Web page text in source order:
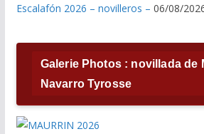
Escalafón 2026 – novilleros – 06/08/
Galerie Photos : novillada de
Navarro Tyrosse